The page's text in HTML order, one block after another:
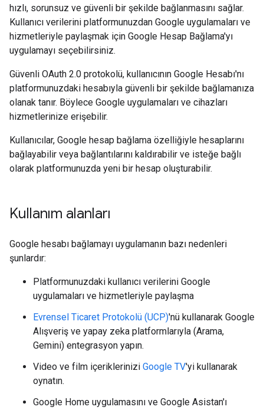
hızlı, sorunsuz ve güvenli bir şekilde bağlanmasını sağlar.
Kullanıcı verilerini platformunuzdan Google uygulamaları ve
hizmetleriyle paylaşmak için Google Hesap Bağlama'yı
uygulamayı seçebilirsiniz.
Güvenli OAuth 2.0 protokolü, kullanıcının Google Hesabı'nı
platformunuzdaki hesabıyla güvenli bir şekilde bağlamanıza
olanak tanır. Böylece Google uygulamaları ve cihazları
hizmetlerinize erişebilir.
Kullanıcılar, Google hesap bağlama özelliğiyle hesaplarını
bağlayabilir veya bağlantılarını kaldırabilir ve isteğe bağlı
olarak platformunuzda yeni bir hesap oluşturabilir.
Kullanım alanları
Google hesabı bağlamayı uygulamanın bazı nedenleri
şunlardır:
Platformunuzdaki kullanıcı verilerini Google
uygulamaları ve hizmetleriyle paylaşma
Evrensel Ticaret Protokolü (UCP)'nü kullanarak Google
Alışveriş ve yapay zeka platformlarıyla (Arama,
Gemini) entegrasyon yapın.
Video ve film içeriklerinizi Google TV'yi kullanarak
oynatın.
Google Home uygulamasını ve Google Asistan'ı